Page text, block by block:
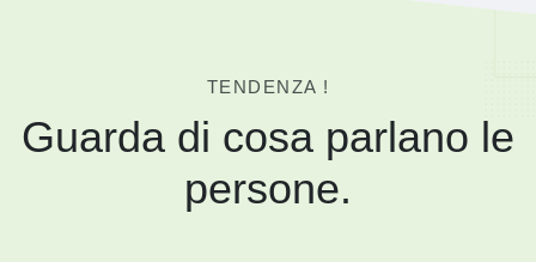
TENDENZA !
Guarda di cosa parlano le
persone.